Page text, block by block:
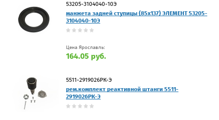
53205-3104040-10Э
манжета задней ступицы (85х137) ЭЛЕМЕНТ 53205-
3104040-10Э
Цена Ярославль:
164.05 руб.
5511-2919026РК-Э
рем.комплект реактивной штанги 5511-
2919026РК-Э